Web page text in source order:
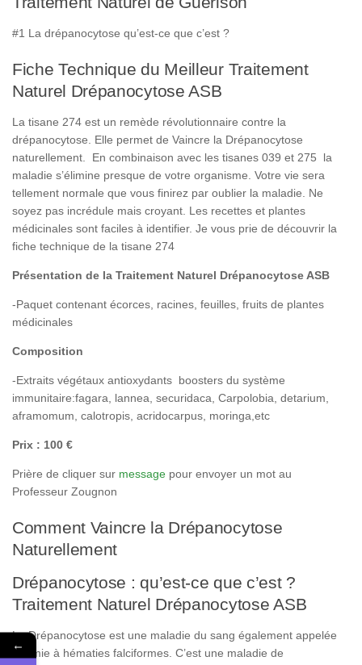
#1 La drépanocytose qu’est-ce que c’est ?
Fiche Technique du Meilleur Traitement
Naturel Drépanocytose ASB
La tisane 274 est un remède révolutionnaire contre la
drépanocytose. Elle permet de Vaincre la Drépanocytose
naturellement. En combinaison avec les tisanes 039 et 275 la
maladie s’élimine presque de votre organisme. Votre vie sera
tellement normale que vous finirez par oublier la maladie. Ne
soyez pas incrédule mais croyant. Les recettes et plantes
médicinales sont faciles à identifier. Je vous prie de découvrir la
fiche technique de la tisane 274
Présentation de la Traitement Naturel Drépanocytose ASB
-Paquet contenant écorces, racines, feuilles, fruits de plantes
médicinales
Composition
-Extraits végétaux antioxydants boosters du système
immunitaire:fagara, lannea, securidaca, Carpolobia, detarium,
aframomum, calotropis, acridocarpus, moringa,etc
Prix : 100 €
Prière de cliquer sur message pour envoyer un mot au
Professeur Zougnon
Comment Vaincre la Drépanocytose
Naturellement
Drépanocytose : qu’est-ce que c’est ?
Traitement Naturel Drépanocytose ASB
La Drépanocytose est une maladie du sang également appelée
anémie à hématies falciformes. C’est une maladie de
←